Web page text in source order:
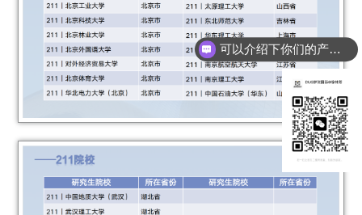
可以介绍下你们的产品么
你们是怎么收费的呢